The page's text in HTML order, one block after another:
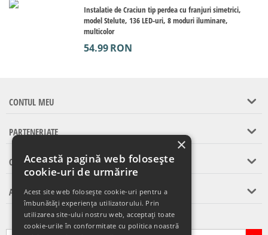
Instalatie de Craciun tip perdea cu franjuri simetrici,
model Stelute, 136 LED-uri, 8 moduri iluminare,
multicolor
54.99RON
CONTUL MEU
PARTENERIATE
CONTACT
ASISTENTA CLIENTI
Abonare la newsletter
Această pagină web folosește
cookie-uri de urmărire
Acest site web folosește cookie-uri pentru a
îmbunătăți experiența utilizatorului. Prin
utilizarea site-ului nostru web, acceptați toate
cookie-urile în conformitate cu politica noastră
×